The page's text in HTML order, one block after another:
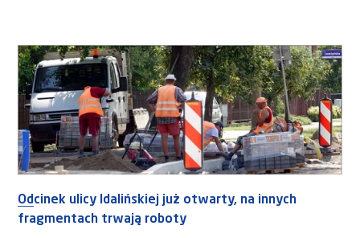
Odcinek ulicy Idalińskiej już otwarty, na innych
fragmentach trwają roboty